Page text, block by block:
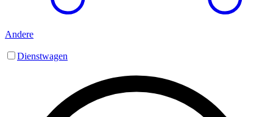
Andere
Dienstwagen